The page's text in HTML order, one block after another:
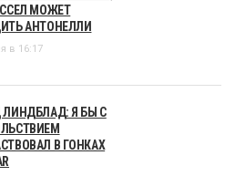
МОЖЕТ
АНТОНЕЛЛИ
в 16:17
ЛИНДБЛАД: Я БЫ С
В ГОНКАХ